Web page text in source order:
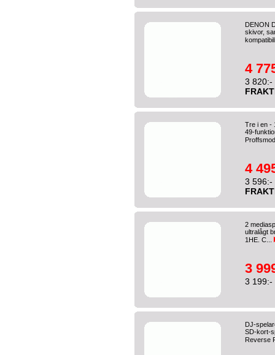
DENON
skivor,
4
3 820:-
Tre i en -
49-
4
3 596:-
2
ultralågt
1HE. C...
3
3 199:-
DJ-
SD-kort-
Reverse